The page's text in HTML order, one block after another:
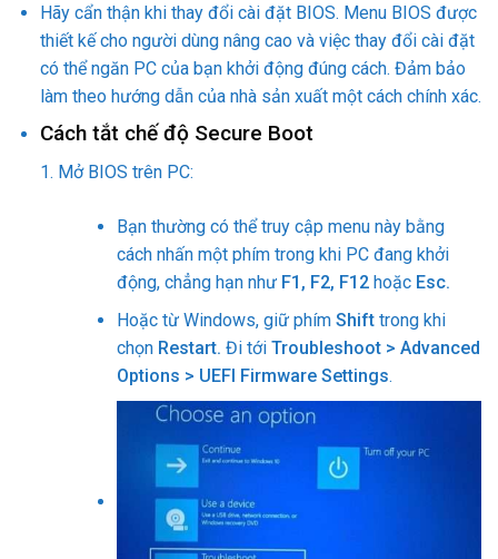
Hãy cẩn thận khi thay đổi cài đặt BIOS. Menu BIOS được
thiết kế cho người dùng nâng cao và việc thay đổi cài đặt
có thể ngăn PC của bạn khởi động đúng cách. Đảm bảo
làm theo hướng dẫn của nhà sản xuất một cách chính xác.
Cách tắt chế độ Secure Boot
1. Mở BIOS trên PC:
Bạn thường có thể truy cập menu này bằng
cách nhấn một phím trong khi PC đang khởi
động, chẳng hạn như F1, F2, F12hoặc Esc.
Hoặc từ Windows, giữ phím Shifttrong khi
chọn Restart. Đi tới Troubleshoot > Advanced
Options > UEFI Firmware Settings.